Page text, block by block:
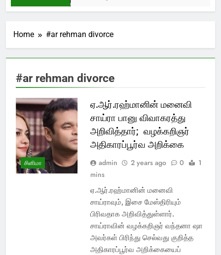
Home #ar rehman divorce
#ar rehman divorce
சினிமா
ஏ.ஆர்.ரஹ்மானின் மனைவி
சாய்ரா பானு விவாகரத்து
அறிவித்தார்; வழக்கறிஞர்
அதிகாரப்பூர்வ அறிக்கை
admin 2 years ago 0
1
mins
ஏ.ஆர்.ரஹ்மானின் மனைவி
சாய்ராவும், இசை மேஸ்திரியும்
பிரிவதாக அறிவித்துள்ளார்.
சாய்ராவின் வழக்கறிஞர் வந்தனா ஷா
அவர்கள் பிரிந்து செல்வது குறித்த
அதிகாரப்பூர்வ அறிக்கையைப்